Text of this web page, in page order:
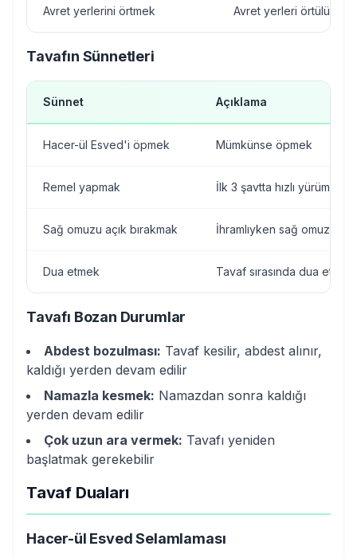
Avret yerlerini örtmek Avret yerleri örtülü
Tavafın Sünnetleri
Sünnet Açıklama
Hacer-ül Esved'i öpmek Mümkünse öpmek
Remel yapmak İlk 3 şavtta hızlı yürümek
Sağ omuzu açık bırakmak İhramlıyken sağ omuz açık
Dua etmek Tavaf sırasında dua etmek
Tavafı Bozan Durumlar
Abdest bozulması: Tavaf kesilir, abdest alınır,
kaldığı yerden devam edilir
Namazla kesmek: Namazdan sonra kaldığı
yerden devam edilir
Çok uzun ara vermek: Tavafı yeniden
başlatmak gerekebilir
Tavaf Duaları
Hacer-ül Esved Selamlaması